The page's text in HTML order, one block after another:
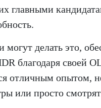
главными
делать это,
благодаря своей
отличным опытом,
или просто